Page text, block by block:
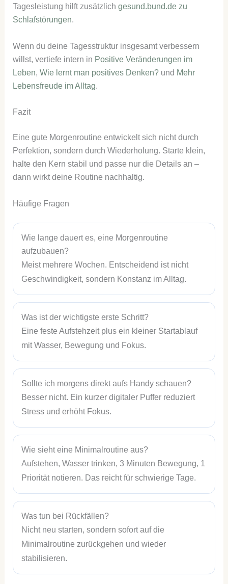
Tagesleistung hilft zusätzlich gesund.bund.de zu
Schlafstörungen.
Wenn du deine Tagesstruktur insgesamt verbessern
willst, vertiefe intern in Positive Veränderungen im
Leben, Wie lernt man positives Denken?und Mehr
Lebensfreude im Alltag.
Fazit
Eine gute Morgenroutine entwickelt sich nicht durch
Perfektion, sondern durch Wiederholung. Starte klein,
halte den Kern stabil und passe nur die Details an –
dann wirkt deine Routine nachhaltig.
Häufige Fragen
Wie lange dauert es, eine Morgenroutine
aufzubauen?
Meist mehrere Wochen. Entscheidend ist nicht
Geschwindigkeit, sondern Konstanz im Alltag.
Was ist der wichtigste erste Schritt?
Eine feste Aufstehzeit plus ein kleiner Startablauf
mit Wasser, Bewegung und Fokus.
Sollte ich morgens direkt aufs Handy schauen?
Besser nicht. Ein kurzer digitaler Puffer reduziert
Stress und erhöht Fokus.
Wie sieht eine Minimalroutine aus?
Aufstehen, Wasser trinken, 3 Minuten Bewegung, 1
Priorität notieren. Das reicht für schwierige Tage.
Was tun bei Rückfällen?
Nicht neu starten, sondern sofort auf die
Minimalroutine zurückgehen und wieder
stabilisieren.